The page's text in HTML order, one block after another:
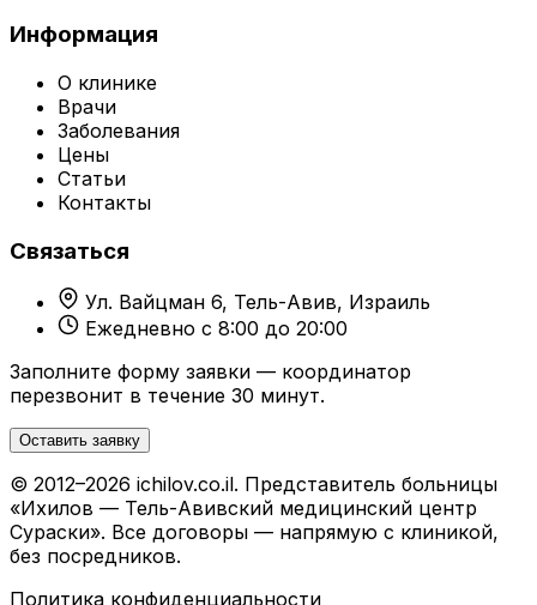
Информация
О клинике
Врачи
Заболевания
Цены
Статьи
Контакты
Связаться
Ул. Вайцман 6, Тель-Авив, Израиль
Ежедневно с 8:00 до 20:00
Заполните форму заявки — координатор
перезвонит в течение 30 минут.
Оставить заявку
© 2012–2026 ichilov.co.il. Представитель больницы
«Ихилов — Тель-Авивский медицинский центр
Сураски». Все договоры — напрямую с клиникой,
без посредников.
Политика конфиденциальности